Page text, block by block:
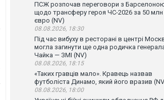
ПСЖ розпочав переговори з
щодо трансферу героя ЧС-2026 за 50 млн
євро (NV)
08.08.2026, 18:30
Під час вибуху в ресторані в центрі
могла загинути ще одна родичка
Чайка — ЗМІ (NV)
08.08.2026, 18:15
«Таких гравців мало». Кравець назвав
футболіста Динамо, який його вразив
08.08.2026, 18:00